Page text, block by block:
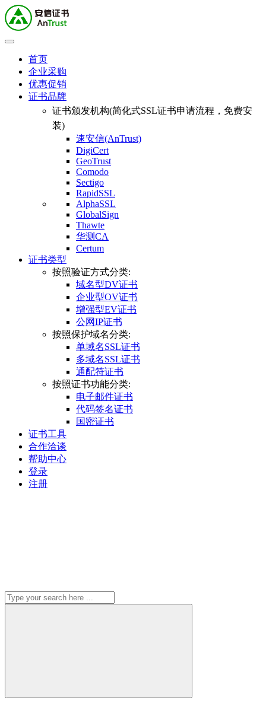
首页
企业采购
优惠促销
证书品牌
证书颁发机构(简化式SSL证书申请流程，免费安
装)
速安信(AnTrust)
DigiCert
GeoTrust
Comodo
Sectigo
RapidSSL
AlphaSSL
GlobalSign
Thawte
华测CA
Certum
证书类型
按照验证方式分类:
域名型DV证书
企业型OV证书
增强型EV证书
公网IP证书
按照保护域名分类:
单域名SSL证书
多域名SSL证书
通配符证书
按照证书功能分类:
电子邮件证书
代码签名证书
国密证书
证书工具
合作洽谈
帮助中心
登录
注册